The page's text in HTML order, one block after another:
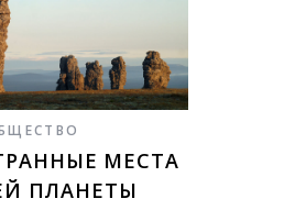
МЕСТА
ПЛАНЕТЫ